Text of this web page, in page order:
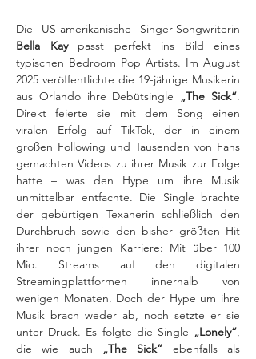
Bella Kay passt perfekt ins Bild eines
typischen Bedroom Pop Artists. Im August
2025 veröffentlichte die 19-jährige Musikerin
aus Orlando ihre Debütsingle „The Sick“.
Direkt feierte sie mit dem Song einen
viralen Erfolg auf TikTok, der in einem
großen Following und Tausenden von Fans
gemachten Videos zu ihrer Musik zur Folge
hatte – was den Hype um ihre Musik
unmittelbar entfachte. Die Single brachte
der gebürtigen Texanerin schließlich den
Durchbruch sowie den bisher größten Hit
ihrer noch jungen Karriere: Mit über 100
Mio. Streams auf den digitalen
Streamingplattformen innerhalb von
wenigen Monaten. Doch der Hype um ihre
Musik brach weder ab, noch setzte er sie
unter Druck. Es folgte die Single „Lonely“,
die wie auch
„The Sick“ ebenfalls als